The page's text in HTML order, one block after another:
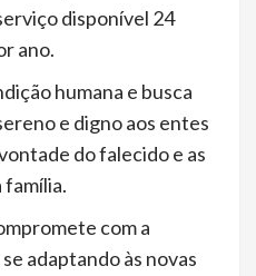
disponível 24
ano.
humana e busca
e digno aos entes
do falecido e as
com a
adaptando às novas